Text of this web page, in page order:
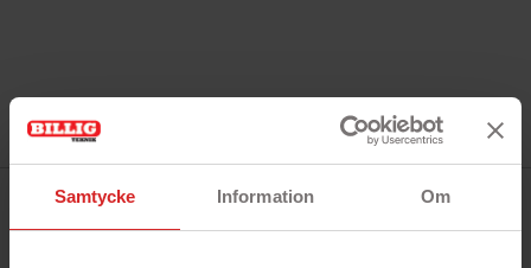
Samtycke Information Om
Tillverkare:
Referens: